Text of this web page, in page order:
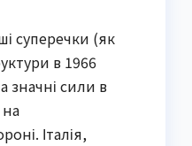
суперечки (як
в 1966
значні сили в
Італія,